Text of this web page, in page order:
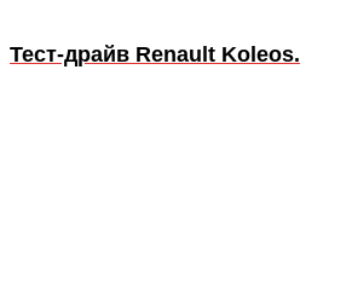
Тест-драйв Renault Koleos.